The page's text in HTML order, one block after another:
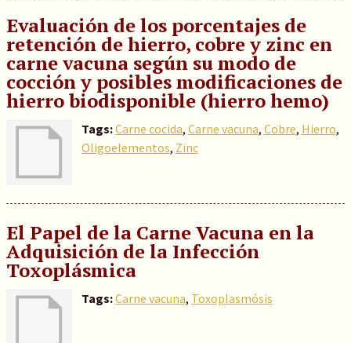
Evaluación de los porcentajes de
retención de hierro, cobre y zinc en
carne vacuna según su modo de
cocción y posibles modificaciones de
hierro biodisponible (hierro hemo)
Tags:Carne cocida, Carne vacuna, Cobre, Hierro,
Oligoelementos, Zinc
El Papel de la Carne Vacuna en la
Adquisición de la Infección
Toxoplásmica
Tags:Carne vacuna, Toxoplasmósis